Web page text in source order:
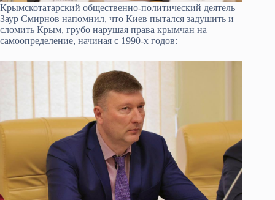
Крымскотатарский общественно-политический деятель
Заур Смирнов напомнил, что Киев пытался задушить и
сломить Крым, грубо нарушая права крымчан на
самоопределение, начиная с 1990-х годов: